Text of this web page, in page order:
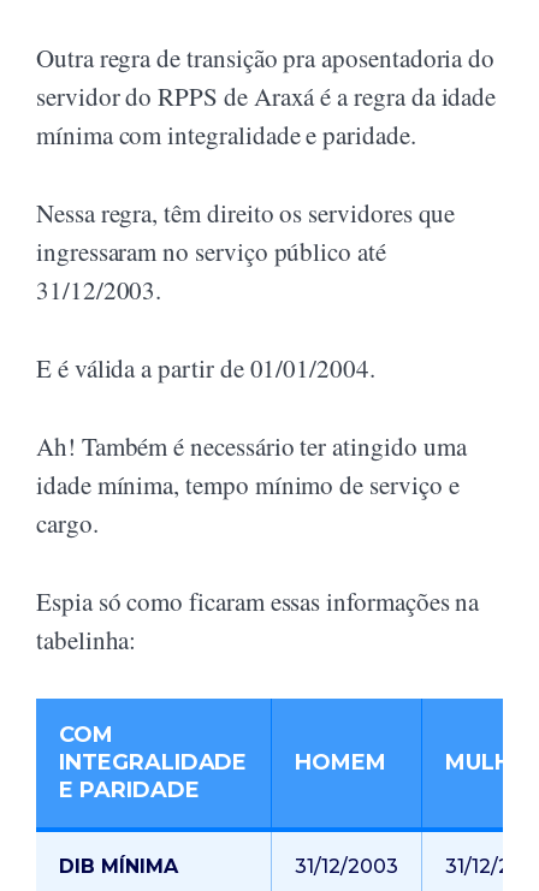
Outra regra de transição pra aposentadoria do
servidor do RPPS de Araxá é a regra da idade
mínima com integralidade e paridade.
Nessa regra, têm direito os servidores que
ingressaram no serviço público até
31/12/2003.
E é válida a partir de 01/01/2004.
Ah! Também é necessário ter atingido uma
idade mínima, tempo mínimo de serviço e
cargo.
Espia só como ficaram essas informações na
tabelinha:
COM
INTEGRALIDADE
E PARIDADE
HOMEM
DIB MÍNIMA 31/12/2003 31/12/